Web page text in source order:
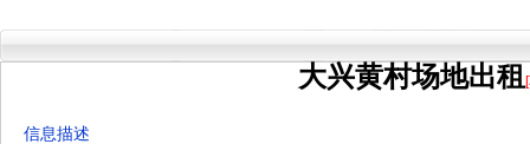
大兴黄村场地出租
信息描述